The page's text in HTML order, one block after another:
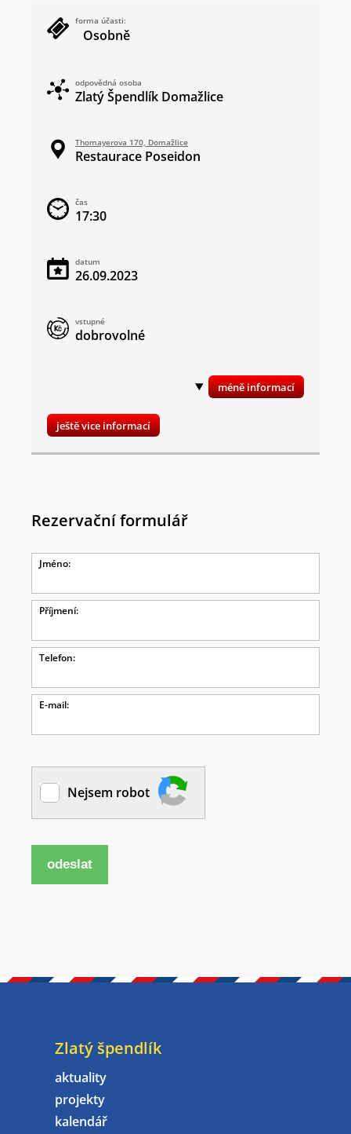
forma účasti:
Osobně
odpovědná osoba
Zlatý Špendlík Domažlice
Thomayerova 170, Domažlice
Restaurace Poseidon
čas
17:30
datum
26.09.2023
vstupné
dobrovolné
ještě vice informací
Rezervační formulář
Jméno:
Příjmení:
Telefon:
E-mail:
Nejsem robot
odeslat
Zlatý špendlík
aktuality
projekty
kalendář